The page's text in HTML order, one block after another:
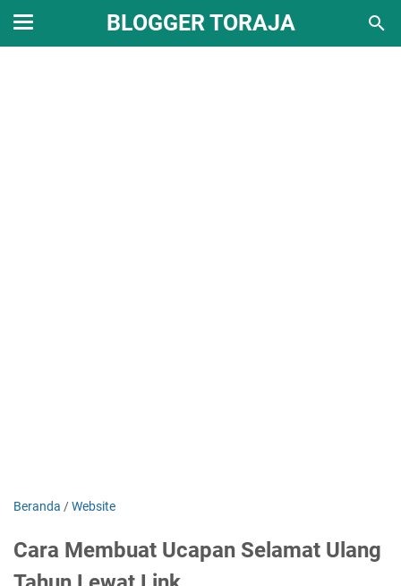
BLOGGER TORAJA
Beranda /Website
Cara Membuat Ucapan Selamat Ulang